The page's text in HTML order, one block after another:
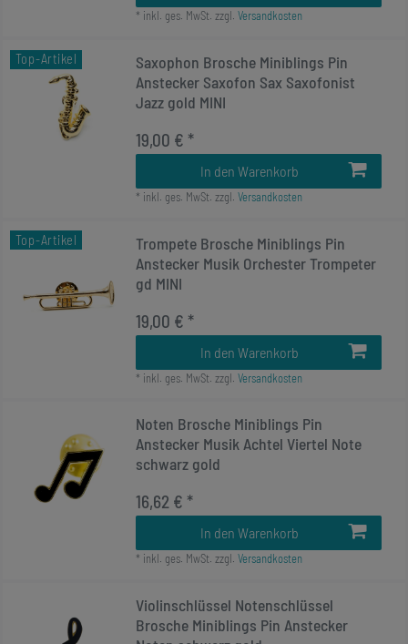
* inkl. ges. MwSt. zzgl. Versandkosten
Top-Artikel
Saxophon Brosche Miniblings Pin
Anstecker Saxofon Sax Saxofonist
Jazz gold MINI
19,00 € *
In den Warenkorb
* inkl. ges. MwSt. zzgl. Versandkosten
Top-Artikel
Trompete Brosche Miniblings Pin
Anstecker Musik Orchester Trompeter
gd MINI
19,00 € *
In den Warenkorb
* inkl. ges. MwSt. zzgl. Versandkosten
Noten Brosche Miniblings Pin
Anstecker Musik Achtel Viertel Note
schwarz gold
16,62 € *
In den Warenkorb
* inkl. ges. MwSt. zzgl. Versandkosten
Violinschlüssel Notenschlüssel
Brosche Miniblings Pin Anstecker